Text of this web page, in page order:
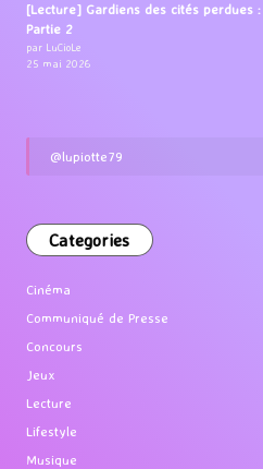
[Lecture] Gardiens des cités perdues
Partie 2
par LuCioLe
25 mai 2026
@lupiotte79
Categories
Cinéma
Communiqué de Presse
Concours
Jeux
Lecture
Lifestyle
Musique